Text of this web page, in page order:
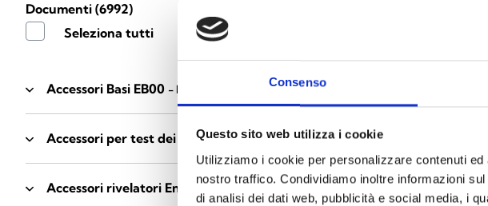
Consenso
Questo sito web utilizza i cookie
Utilizziamo i cookie per personalizzare contenuti
nostro traffico. Condividiamo inoltre informazioni
di analisi dei dati web, pubblicità e social media, i
Accessori Basi EB00 - Materiali
Accessori per test dei rivelatori - Materiali(6)
Accessori rivelatori Enea - Materiali(35)
Documenti (6992)
Seleziona tutti